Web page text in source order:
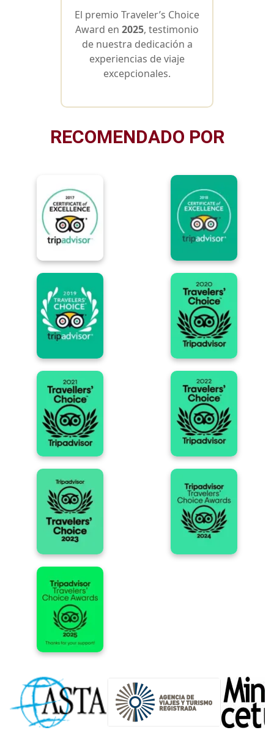
El premio Traveler’s Choice
Award en 2025, testimonio
de nuestra dedicación a
experiencias de viaje
excepcionales.
RECOMENDADO POR